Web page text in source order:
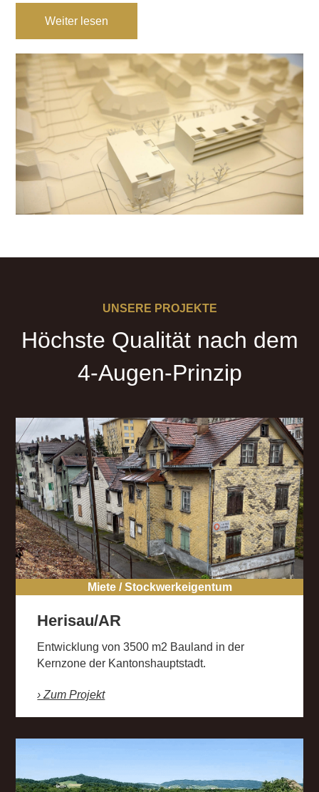
Weiter lesen
UNSERE PROJEKTE
Höchste Qualität nach dem
4-Augen-Prinzip
Miete / Stockwerkeigentum
Herisau/AR
Entwicklung von 3500 m2 Bauland in der
Kernzone der Kantonshauptstadt.
› Zum Projekt